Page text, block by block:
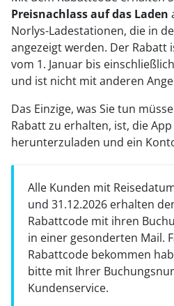
Preisnachlass auf das Laden
Norlys-Ladestationen, die in
angezeigt werden. Der Rabatt
vom 1. Januar bis
und ist nicht mit anderen
Das Einzige, was Sie tun
Rabatt zu erhalten, ist, die
herunterzuladen und ein
Alle Kunden mit
und 31.12.2026 erhalten
Rabattcode mit ihren
in einer gesonderten Mail.
Rabattcode bekommen
bitte mit Ihrer
Kundenservice.